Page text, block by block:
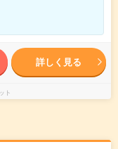
詳しく見る
ト